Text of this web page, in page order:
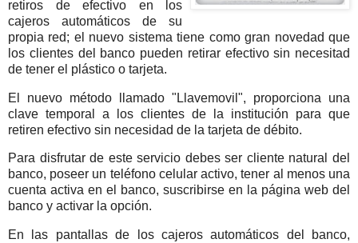
retiros de efectivo en los
cajeros automáticos de su
propia red; el nuevo sistema tiene como gran novedad que
los clientes del banco pueden retirar efectivo sin necesitad
de tener el plástico o tarjeta.
El nuevo método llamado "Llavemovil", proporciona una
clave temporal a los clientes de la institución para que
retiren efectivo sin necesidad de la tarjeta de débito.
Para disfrutar de este servicio debes ser cliente natural del
banco, poseer un teléfono celular activo, tener al menos una
cuenta activa en el banco, suscribirse en la página web del
banco y activar la opción.
En las pantallas de los cajeros automáticos del banco,